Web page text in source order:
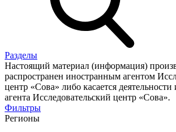
Разделы
Настоящий материал (информация)
распространен иностранным агентом
центр «Сова» либо касается
агента Исследовательский центр «Сова».
Фильтры
Регионы